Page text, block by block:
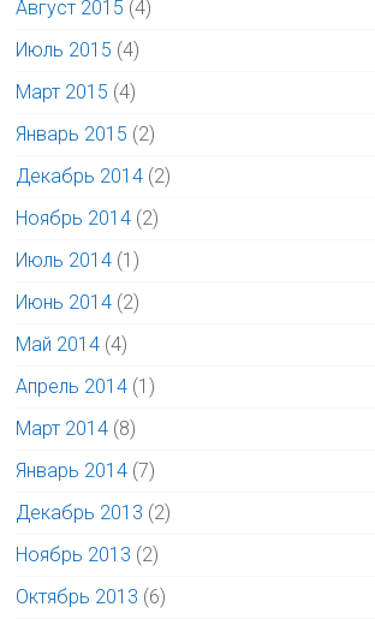
Август 2015 (4)
Июль 2015 (4)
Март 2015 (4)
Январь 2015 (2)
Декабрь 2014 (2)
Ноябрь 2014 (2)
Июль 2014 (1)
Июнь 2014 (2)
Май 2014 (4)
Апрель 2014 (1)
Март 2014 (8)
Январь 2014 (7)
Декабрь 2013 (2)
Ноябрь 2013 (2)
Октябрь 2013 (6)